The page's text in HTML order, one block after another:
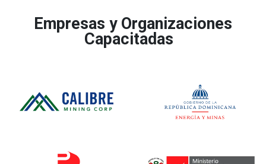
Empresas y Organizaciones
Capacitadas